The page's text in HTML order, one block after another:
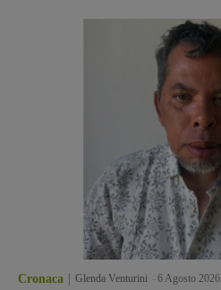
Cronaca Glenda Venturini 6 Agosto 2026